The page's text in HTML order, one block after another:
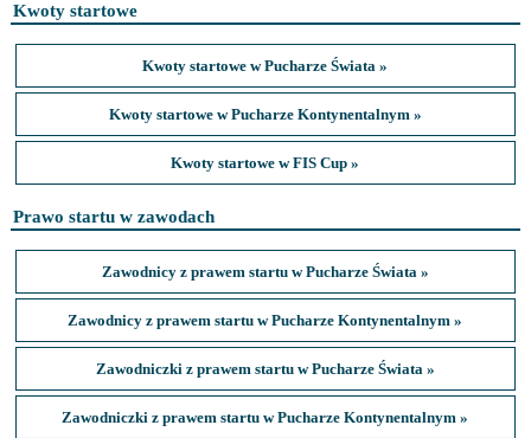
Kwoty startowe
Kwoty startowe w Pucharze Świata »
Kwoty startowe w Pucharze Kontynentalnym »
Kwoty startowe w FIS Cup »
Prawo startu w zawodach
Zawodnicy z prawem startu w Pucharze Świata »
Zawodnicy z prawem startu w Pucharze Kontynentalnym »
Zawodniczki z prawem startu w Pucharze Świata »
Zawodniczki z prawem startu w Pucharze Kontynentalnym »